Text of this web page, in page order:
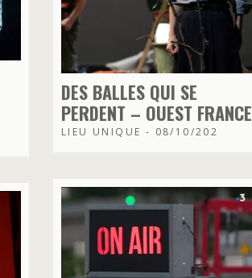
DES BALLES QUI SE
PERDENT – OUEST FRANCE
LIEU UNIQUE - 08/10/202